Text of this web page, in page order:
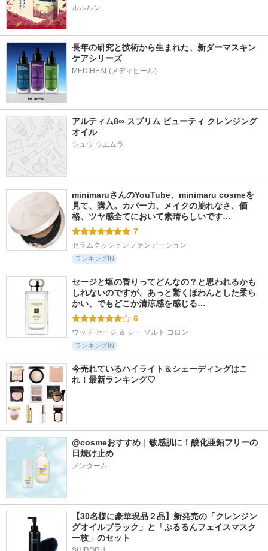
ルルルン
長年の研究と技術から生まれた、新ダーマスキン
ケアシリーズ
アルティム8∞ スブリム ビューティ クレンジング
オイル
シュウ ウエムラ
minimaruさんのYouTube、minimaru cosmeを
見て、購入。カバー力、メイクの崩れなさ、価
格、ツヤ感全てにおいて素晴らしいです…
7
セラムクッションファンデーション
ランキングIN
セージと塩の香りってどんなの？と思われるかも
しれないのですが、あっと驚くほわんとした柔ら
かい、でもどこか清涼感を感じる…
6
ウッド セージ ＆ シー ソルト コロン
ランキングIN
今売れているハイライト＆シェーディングはこ
れ！最新ランキング♡
@cosmeおすすめ｜敏感肌に！酸化亜鉛フリーの
日焼け止め
メンターム
【30名様に豪華現品２品】新発売の「クレンジン
グオイルブラック」と「ぷるるんフェイスマスク
一枚」のセット